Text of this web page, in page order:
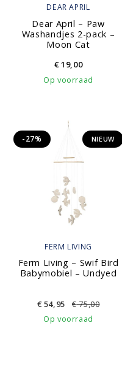
DEAR APRIL
Dear April – Paw
Washandjes 2-pack –
Moon Cat
€19,00
Op voorraad
FERM LIVING
Ferm Living – Swif Bird
Babymobiel – Undyed
NIEUW
€ 54,95 €75,00
-27%
Op voorraad